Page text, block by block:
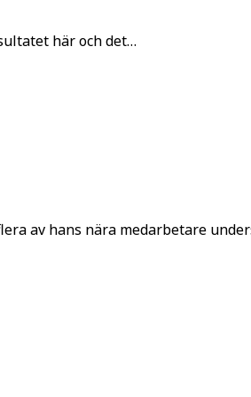
här och det…
av hans nära medarbetare